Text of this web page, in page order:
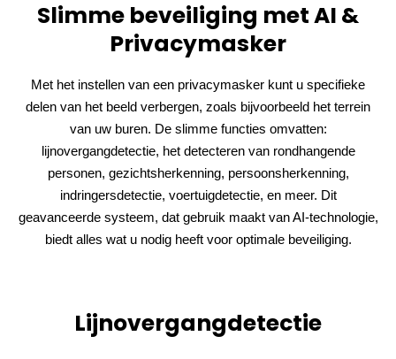
Slimme beveiliging met AI &
Privacymasker
Met het instellen van een privacymasker kunt u specifieke
delen van het beeld verbergen, zoals bijvoorbeeld het terrein
van uw buren. De slimme functies omvatten:
lijnovergangdetectie, het detecteren van rondhangende
personen, gezichtsherkenning, persoonsherkenning,
indringersdetectie, voertuigdetectie, en meer. Dit
geavanceerde systeem, dat gebruik maakt van AI-technologie,
biedt alles wat u nodig heeft voor optimale beveiliging.
Lijnovergangdetectie